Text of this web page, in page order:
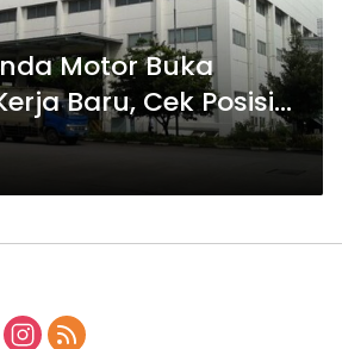
Motor Buka
Baru, Cek Posisi